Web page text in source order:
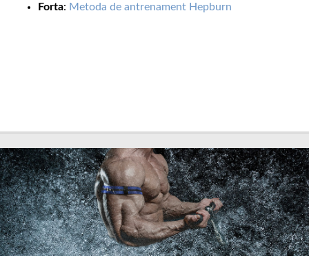
Forta: Metoda de antrenament Hepburn